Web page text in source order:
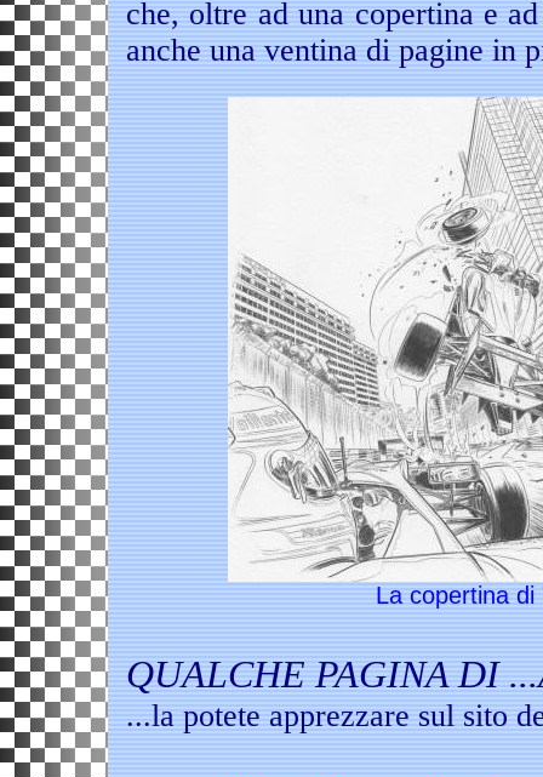
che, oltre ad una copertina e
anche una ventina di pagine in
La copertina
QUALCHE PAGINA DI
...la potete apprezzare sul sito